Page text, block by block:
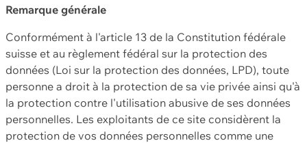
Remarque générale
Conformément à l'article 13 de la Constitution fédérale
suisse et au règlement fédéral sur la protection des
données (Loi sur la protection des données, LPD), toute
personne a droit à la protection de sa vie privée ainsi qu'à
la protection contre l'utilisation abusive de ses données
personnelles. Les exploitants de ce site considèrent la
protection de vos données personnelles comme une